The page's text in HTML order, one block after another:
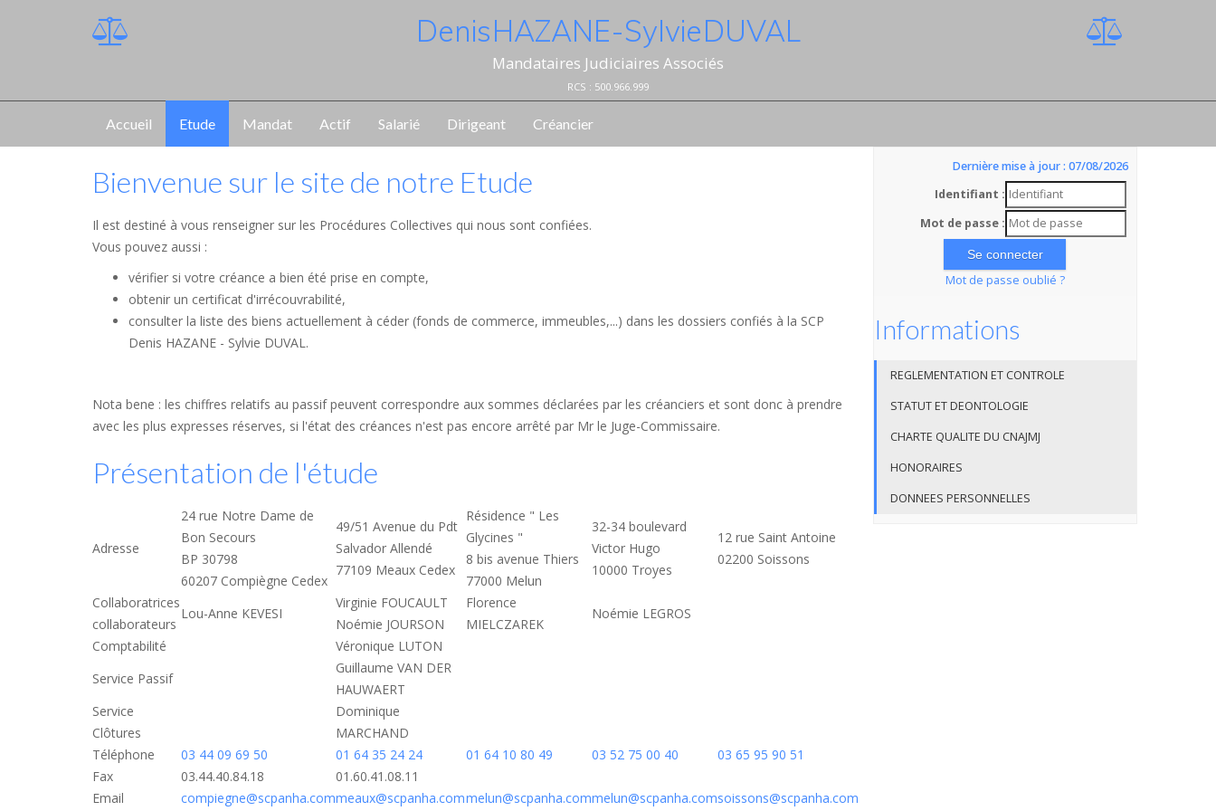
Denis HAZANE - Sylvie DUVAL
Mandataires Judiciaires Associés
RCS : 500.966.999
Accueil Etude Mandat Actif Salarié Dirigeant Créancier
Bienvenue sur le site de notre Etude
Il est destiné à vous renseigner sur les Procédures Collectives qui nous sont confiées.
Vous pouvez aussi :
vérifier si votre créance a bien été prise en compte,
obtenir un certificat d'irrécouvrabilité,
consulter la liste des biens actuellement à céder (fonds de commerce, immeubles,...) dans les dossiers confiés à la SCP
Denis HAZANE - Sylvie DUVAL.
Nota bene : les chiffres relatifs au passif peuvent correspondre aux sommes déclarées par les créanciers et sont donc à prendre
avec les plus expresses réserves, si l'état des créances n'est pas encore arrêté par Mr le Juge-Commissaire.
Présentation de l'étude
Adresse
24 rue Notre Dame de
Bon Secours
BP 30798
60207 Compiègne Cedex
49/51 Avenue du Pdt
Salvador Allendé
77109 Meaux Cedex
Résidence " Les
Glycines "
8 bis avenue Thiers
77000 Melun
32-34 boulevard
Victor Hugo
10000 Troyes
12 rue Saint Antoine
02200 Soissons
Collaboratrices
collaborateurs
Lou-Anne KEVESI
Virginie FOUCAULT
Noémie JOURSON
Florence
MIELCZAREK
Noémie LEGROS
Comptabilité
Véronique LUTON
Service Passif
Guillaume VAN DER
HAUWAERT
Service
Clôtures
Dominique
MARCHAND
Téléphone
03 44 09 69 50 01 64 35 24 24 01 64 10 80 49 03 52 75 00 40
03 65 95 90 51
Fax
03.44.40.84.18
01.60.41.08.11
Email
compiegne@scpanha.commeaux@scpanha.commelun@scpanha.commelun@scpanha.comsoissons@scpanha.com
Dernière mise à jour : 07/08/2026
Identifiant :
Mot de passe :
Mot de passe oublié ?
Informations
REGLEMENTATION ET CONTROLE
STATUT ET DEONTOLOGIE
CHARTE QUALITE DU CNAJMJ
HONORAIRES
DONNEES PERSONNELLES